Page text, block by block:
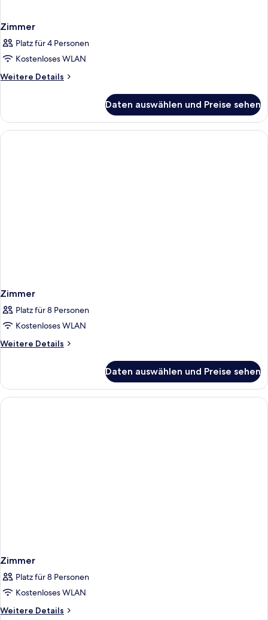
Zimmer
Platz für 4 Personen
Kostenloses WLAN
Weitere Details
Weitere
Daten auswählen und Preise sehen
Zimmer
Platz für 8 Personen
Kostenloses WLAN
Weitere Details
Weitere
Daten auswählen und Preise sehen
Zimmer
Platz für 8 Personen
Kostenloses WLAN
Weitere Details
Weitere